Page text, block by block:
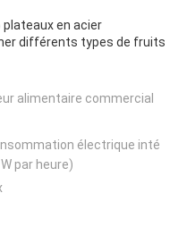
plateaux en acier
différents types de fruits
alimentaire commercial
électrique inté
par heure)